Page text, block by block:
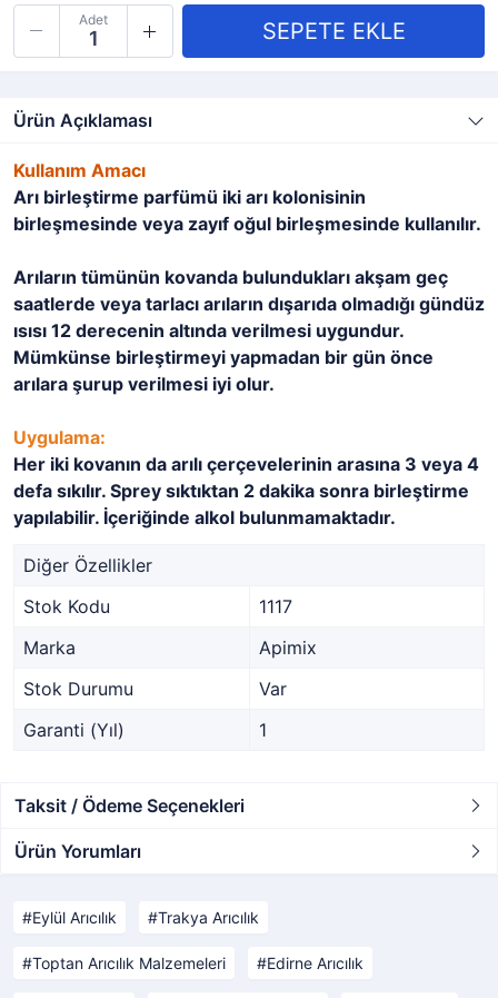
Adet
Ürün Açıklaması
Kullanım Amacı
Arı birleştirme parfümü iki arı kolonisinin
birleşmesinde veya zayıf oğul birleşmesinde kullanılır.
Arıların tümünün kovanda bulundukları akşam geç
saatlerde veya tarlacı arıların dışarıda olmadığı gündüz
ısısı 12 derecenin altında verilmesi uygundur.
Mümkünse birleştirmeyi yapmadan bir gün önce
arılara şurup verilmesi iyi olur.
Uygulama:
Her iki kovanın da arılı çerçevelerinin arasına 3 veya 4
defa sıkılır. Sprey sıktıktan 2 dakika sonra birleştirme
yapılabilir. İçeriğinde alkol bulunmamaktadır.
Diğer Özellikler
Stok Kodu
1117
Marka
Apimix
Stok Durumu
Var
Garanti (Yıl)
1
Taksit / Ödeme Seçenekleri
Ürün Yorumları
Eylül Arıcılık Trakya Arıcılık
Toptan Arıcılık Malzemeleri Edirne Arıcılık